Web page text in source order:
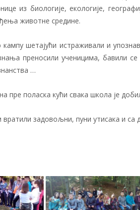
из биологије, екологије,
животне средине.
шетајући истраживали и
преносили ученицима, бавили
…
пре поласка кући свака школа је
вратили задовољни, пуни утисака и